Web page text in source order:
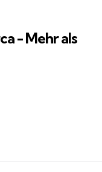
- Mehr als